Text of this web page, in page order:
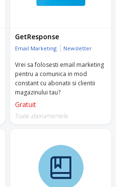
GetResponse
Email Marketing Newsletter
Vrei sa folosesti email marketing
pentru a comunica in mod
constant cu abonatii si clientii
magazinului tau?
Gratuit
Toate abonamentele